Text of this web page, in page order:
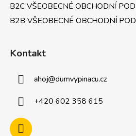
B2C VŠEOBECNÉ OBCHODNÍ
B2B VŠEOBECNÉ OBCHODNÍ
Kontakt
ahoj@dumvypinacu.cz
+420 602 358 615